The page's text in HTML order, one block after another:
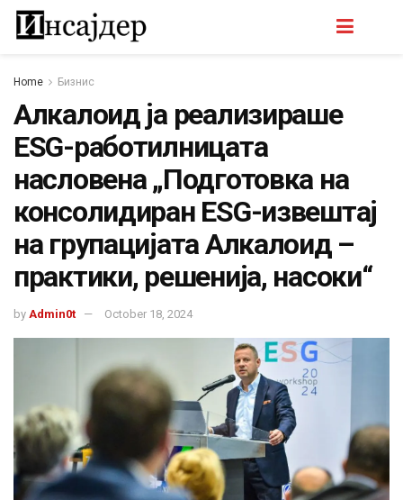
Home Бизнис
Алкалоид ја реализираше
ESG-работилницата
насловена „Подготовка на
консолидиран ESG-извештај
на групацијата Алкалоид –
практики, решенија, насоки“
by Admin0t October 18, 2024